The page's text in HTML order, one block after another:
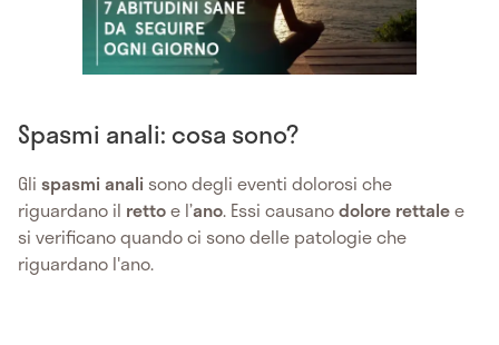
Spasmi anali: cosa sono?
Gli spasmi anali sono degli eventi dolorosi che
riguardano il rettoe l’ano. Essi causanodolore rettalee
si verificano quando ci sono delle patologie che
riguardano l'ano.